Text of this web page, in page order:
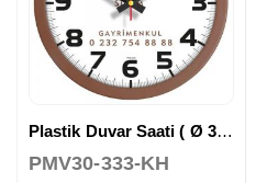
Plastik Duvar Saati ( Ø 30 cm )
PMV30-333-KH